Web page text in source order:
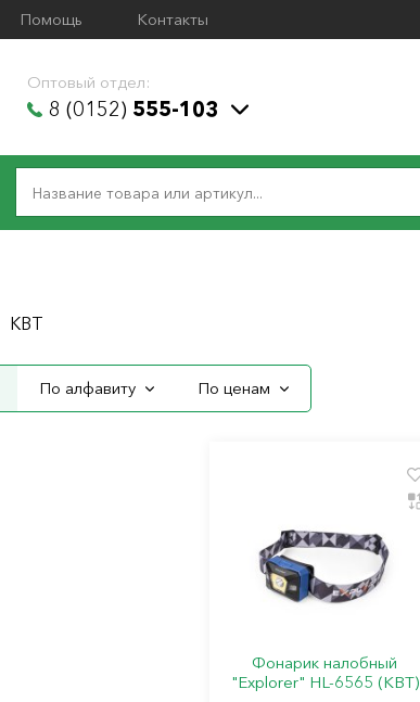
Помощь Контакты
Оптовый отдел:
8 (0152) 555-103
КВТ
По алфавиту По ценам
Фонарик налобный
"Explorer" HL-6565 (КВТ)